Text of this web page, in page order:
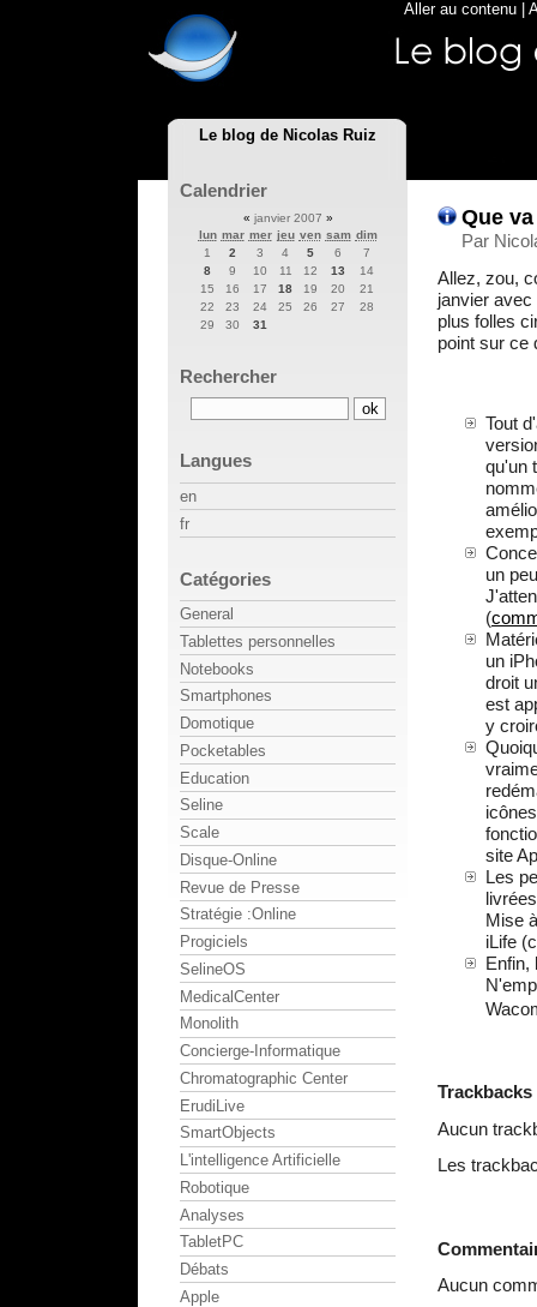
Le blog de Nicolas Ruiz
Aller au contenu
Que
Par
Allez, zou,
janvier
plus folles
point sur ce
Tout
qu'un
un
(
un
droit
est
y
site
Les
Mise
iLife
Enfin,
Trackbacks
Aucun
Les
Aucun
Calendrier
« janvier 2007 »
lun mar mer jeu ven sam dim
1
2 3 4 5 6
7
8
9 10 11 12 13
14
15
16 17 18 19 20
21
22
23 24 25 26 27
28
29
30 31
Rechercher
Langues
en
fr
Catégories
General
Tablettes personnelles
Notebooks
Smartphones
Domotique
Pocketables
Education
Seline
Scale
Disque-Online
Revue de Presse
Stratégie :Online
Progiciels
SelineOS
MedicalCenter
Monolith
Concierge-Informatique
Chromatographic Center
ErudiLive
SmartObjects
L'intelligence Artificielle
Robotique
Analyses
TabletPC
Débats
Apple